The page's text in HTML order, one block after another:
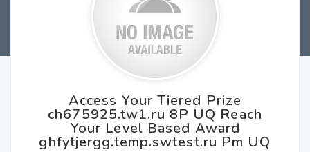
Access Your Tiered Prize
ch675925.tw1.ru 8P UQ Reach
Your Level Based Award
ghfytjergg.temp.swtest.ru Pm UQ